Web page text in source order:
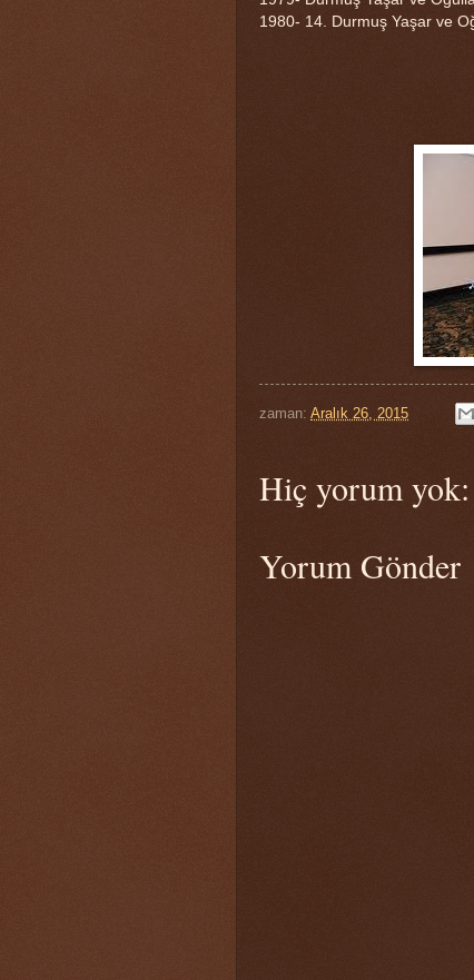
1980- 14. Durmuş Yaşar ve
zaman: Aralık 26, 2015
Hiç yorum yok:
Yorum Gönder